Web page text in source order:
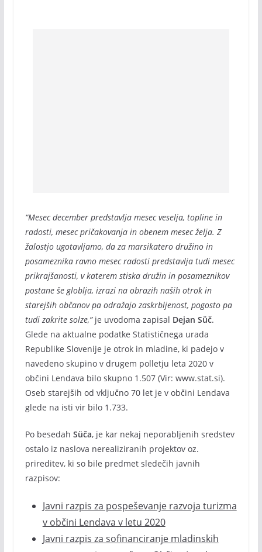
“Mesec december predstavlja mesec veselja, topline in
radosti, mesec pričakovanja in obenem mesec želja. Z
žalostjo ugotavljamo, da za marsikatero družino in
posameznika ravno mesec radosti predstavlja tudi mesec
prikrajšanosti, v katerem stiska družin in posameznikov
postane še globlja, izrazi na obrazih naših otrok in
starejših občanov pa odražajo zaskrbljenost, pogosto pa
tudi zakrite solze,”je uvodoma zapisal Dejan Süč.
Glede na aktualne podatke Statističnega urada
Republike Slovenije je otrok in mladine, ki padejo v
navedeno skupino v drugem polletju leta 2020 v
občini Lendava bilo skupno 1.507 (Vir: www.stat.si).
Oseb starejših od vključno 70 let je v občini Lendava
glede na isti vir bilo 1.733.
Po besedah Süča, je kar nekaj neporabljenih sredstev
ostalo iz naslova nerealiziranih projektov oz.
prireditev, ki so bile predmet sledečih javnih
razpisov:
Javni razpis za pospeševanje razvoja turizma
v občini Lendava v letu 2020
Javni razpis za sofinanciranje mladinskih